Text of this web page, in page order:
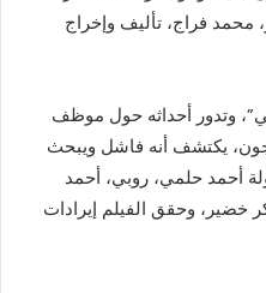
محمد فراج، تأليف وإخراج
وتدور أحداثه حول موظف
يكتشف أنه فاشل ويبحث
أحمد حلمي، روبي، أحمد
وحقق الفيلم إيرادات